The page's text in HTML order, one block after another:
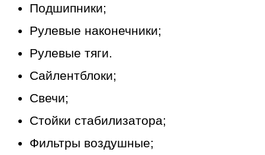
Подшипники;
Рулевые наконечники;
Рулевые тяги.
Сайлентблоки;
Свечи;
Стойки стабилизатора;
Фильтры воздушные;